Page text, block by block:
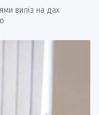
виліз на дах